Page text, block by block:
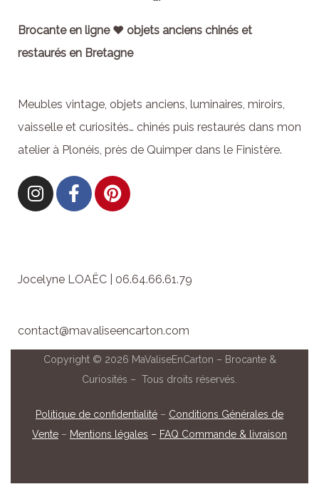
Brocante en ligne ♥ objets anciens chinés et
restaurés en Bretagne
Meubles vintage, objets anciens, luminaires, miroirs,
vaisselle et curiosités… chinés puis restaurés dans mon
atelier à Plonéis, près de Quimper dans le Finistère.
Jocelyne LOAËC | 06.64.66.61.79
contact@mavaliseencarton.com
Copyright © 2026 MaValiseEnCarton – Brocante &
Curiosités – Tous droits réservés.
Politique de confidentialité – Conditions Générales de
Vente – Mentions légales – FAQ Commande & livraison